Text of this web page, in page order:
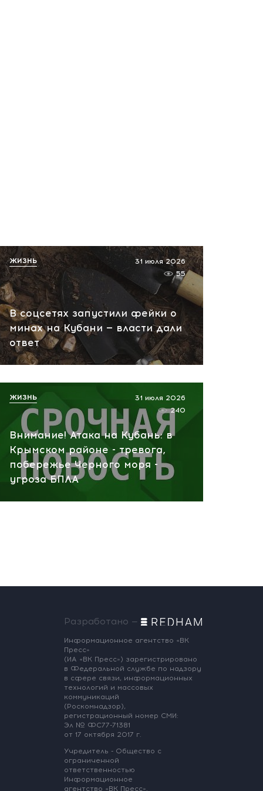
власти дали ответ
сегодня, 11:25
В соцсетях запустили фейки о
минах на Кубани — власти дали
ответ
31 июля 2026
55
ЖИЗНЬ
Внимание! Атака на Кубань: в
Крымском районе - тревога,
побережье Черного моря -
угроза БПЛА
31 июля 2026
240
ЖИЗНЬ
Разработано —
Информационное агентство «ВК
Пресс»
(ИА «ВК Пресс») зарегистрировано
в Федеральной службе по надзору
в сфере связи, информационных
технологий и массовых
коммуникаций
(Роскомнадзор),
регистрационный номер СМИ:
Эл № ФС77-71381
от 17 октября 2017 г.
Учредитель - Общество с
ограниченной
ответственностью
Информационное
агентство «ВК Пресс».